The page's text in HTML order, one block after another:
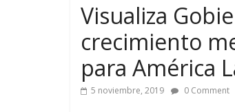
Visualiza
crecimiento
para América
5 noviembre, 2019 0 Comment